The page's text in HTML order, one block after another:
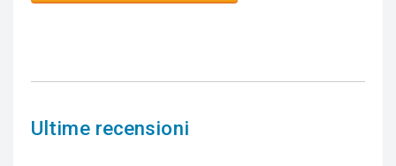
Ultime recensioni